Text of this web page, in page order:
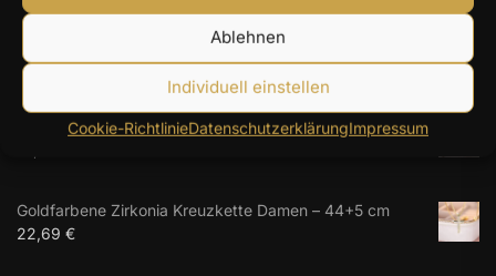
Ablehnen
Individuell einstellen
Cookie-RichtlinieDatenschutzerklärungImpressum
Y2K Engelsflügel Halskette Damen silberfarben – 40+5
14,96€
Herz Zirkon Ring Damen – farbiger Herzstein
Goldfarbene Zirkonia Kreuzkette Damen – 44+5 cm
22,69 €